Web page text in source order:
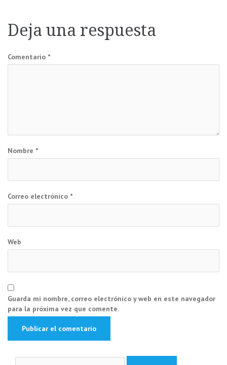
entradas
Deja una respuesta
Comentario *
Nombre *
Correo electrónico *
Web
Guarda mi nombre, correo electrónico y web en este navegador
para la próxima vez que comente.